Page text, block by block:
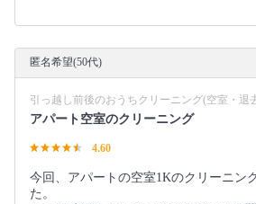
匿名希望(50代)
引っ越し前後のおうちクリーニング(空室・退
アパート空室のクリーニング
4.60
今回、アパートの空室1Kのクリーニン
た。